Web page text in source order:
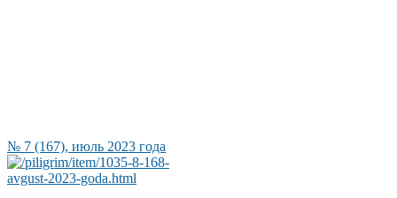
№ 7 (167), июль 2023 года